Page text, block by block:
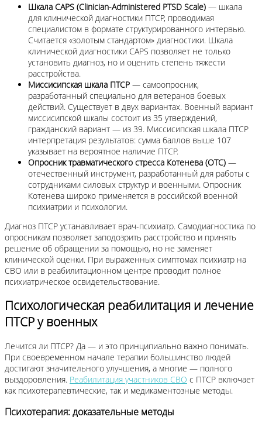
Шкала CAPS (Clinician-Administered PTSD Scale) — шкала
для клинической диагностики ПТСР, проводимая
специалистом в формате структурированного интервью.
Считается «золотым стандартом» диагностики. Шкала
клинической диагностики CAPS позволяет не только
установить диагноз, но и оценить степень тяжести
расстройства.
Миссисипская шкала ПТСР — самоопросник,
разработанный специально для ветеранов боевых
действий. Существует в двух вариантах. Военный вариант
миссисипской шкалы состоит из 35 утверждений,
гражданский вариант — из 39. Миссисипская шкала ПТСР
интерпретация результатов: сумма баллов выше 107
указывает на вероятное наличие ПТСР.
Опросник травматического стресса Котенева (ОТС) —
отечественный инструмент, разработанный для работы с
сотрудниками силовых структур и военными. Опросник
Котенева широко применяется в российской военной
психиатрии и психологии.
Диагноз ПТСР устанавливает врач-психиатр. Самодиагностика по
опросникам позволяет заподозрить расстройство и принять
решение об обращении за помощью, но не заменяет
клинической оценки. При выраженных симптомах психиатр на
СВО или в реабилитационном центре проводит полное
психиатрическое освидетельствование.
Психологическая реабилитация и лечение
ПТСР у военных
Лечится ли ПТСР? Да — и это принципиально важно понимать.
При своевременном начале терапии большинство людей
достигают значительного улучшения, а многие — полного
выздоровления. Реабилитация участников СВО с ПТСР включает
как психотерапевтические, так и медикаментозные методы.
Психотерапия: доказательные методы